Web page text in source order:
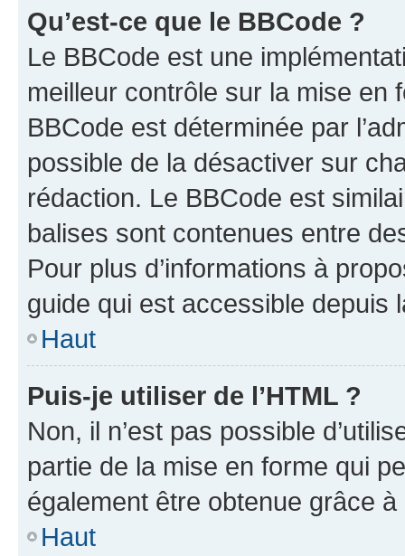
Qu’est-ce que le BBCode ?
Le BBCode est une
meilleur contrôle sur la mise en
BBCode est déterminée par
possible de la désactiver sur
rédaction. Le BBCode est
balises sont contenues entre
Pour plus d’informations à
guide qui est accessible depuis
Haut
Puis-je utiliser de l’HTML ?
Non, il n’est pas possible
partie de la mise en forme qui
également être obtenue grâce à
Haut